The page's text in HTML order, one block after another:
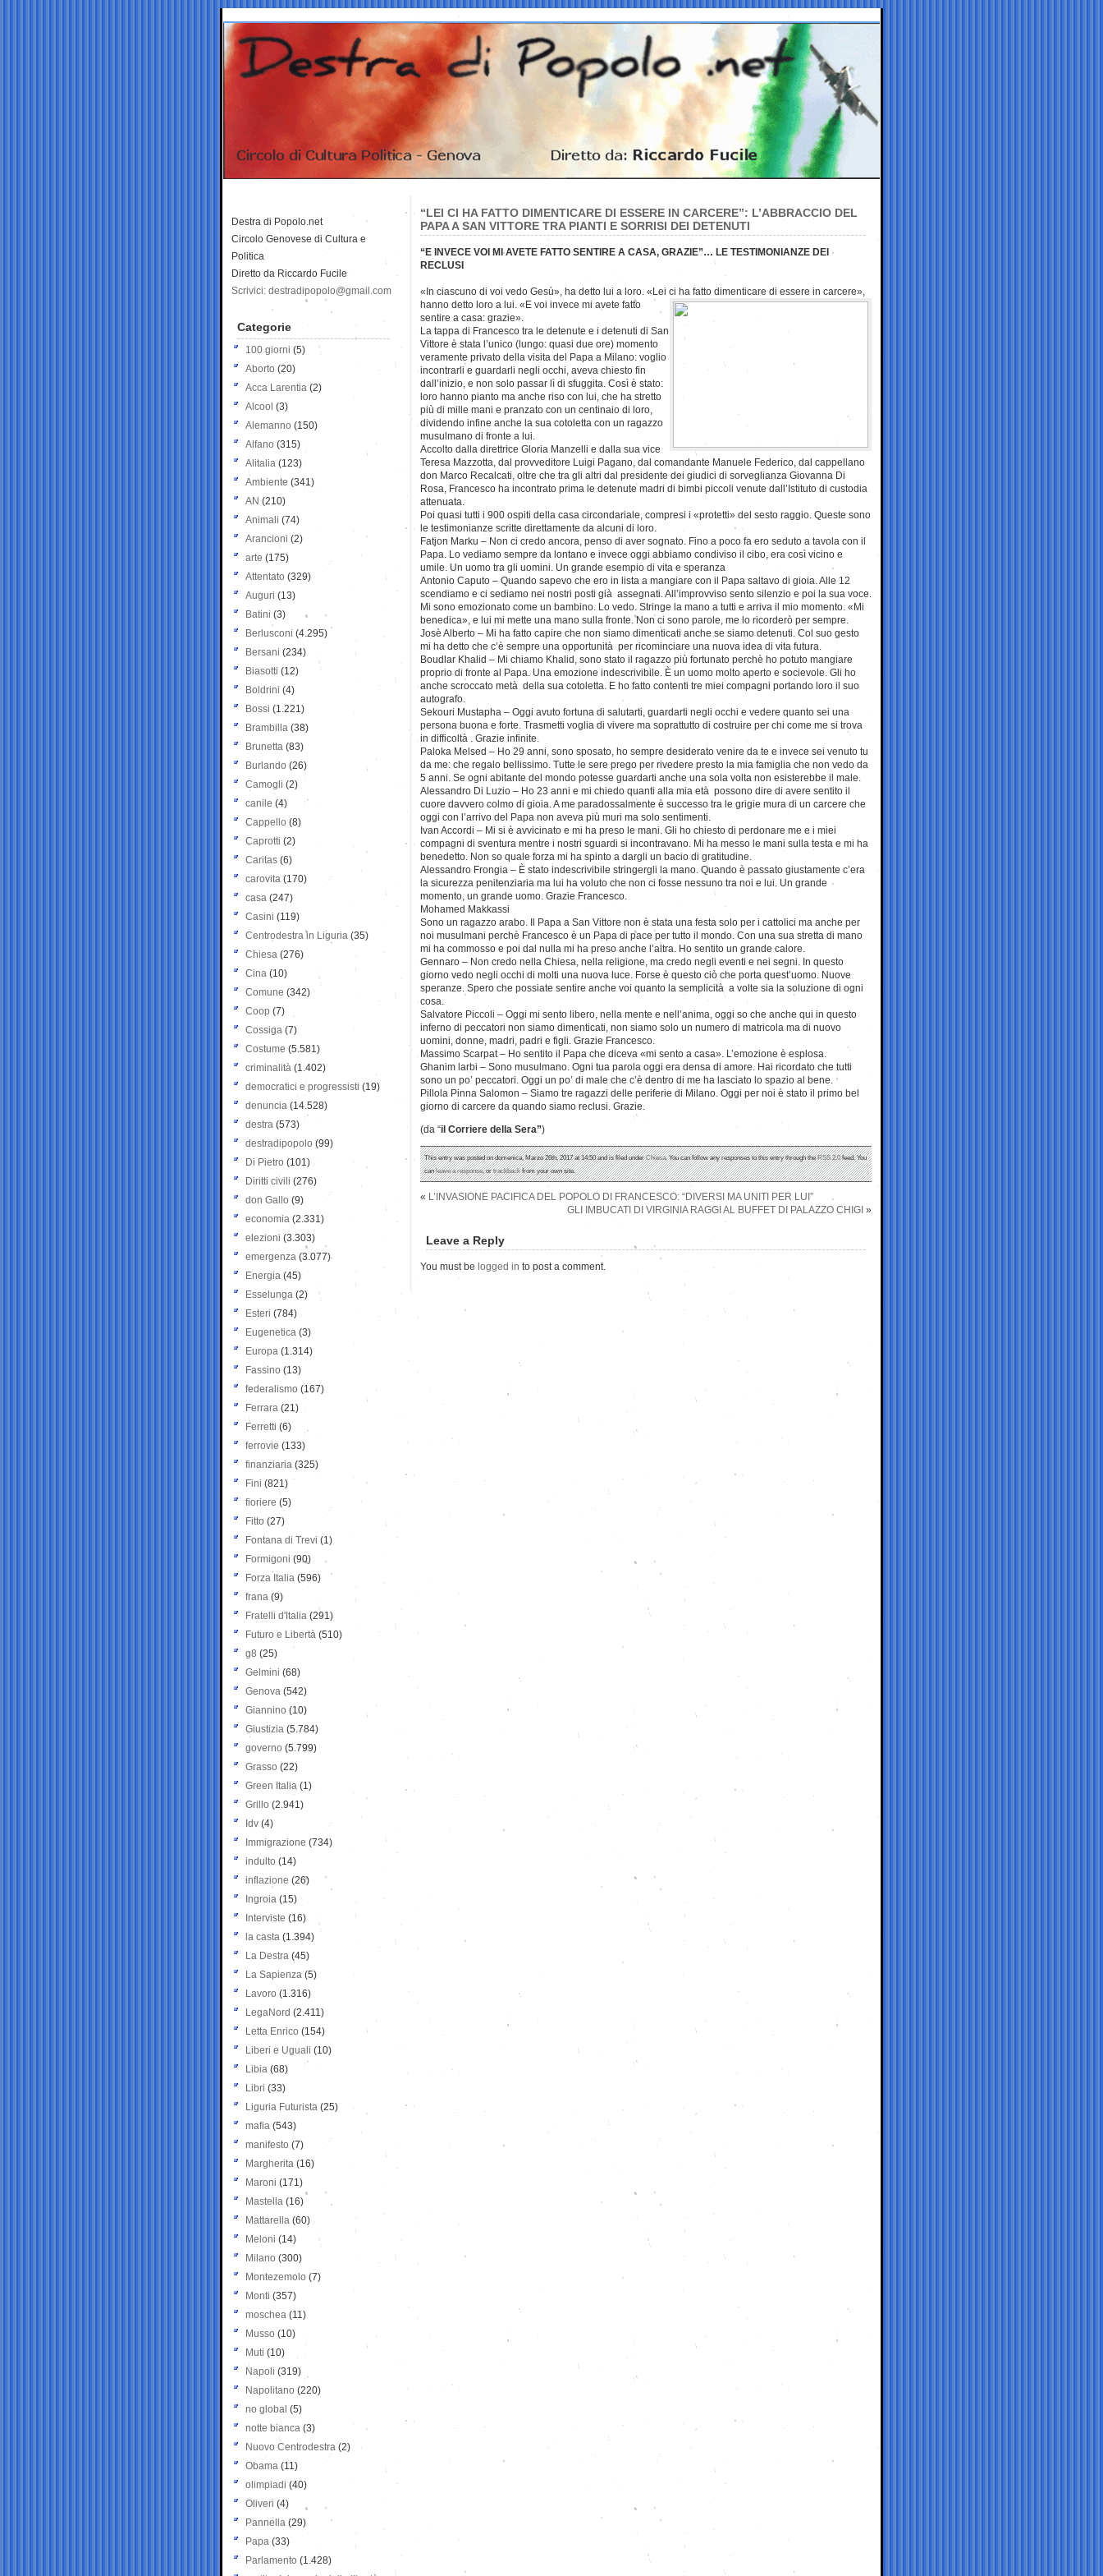
“LEI CI HA FATTO DIMENTICARE DI ESSERE IN CARCERE”: L’ABBRACCIO DEL
PAPA A SAN VITTORE TRA PIANTI E SORRISI DEI DETENUTI
“E INVECE VOI MI AVETE FATTO SENTIRE A CASA, GRAZIE”… LE TESTIMONIANZE DEI
RECLUSI
«In ciascuno di voi vedo Gesù», ha detto lui a loro. «Lei ci ha fatto dimenticare di essere in carcere»,
hanno detto loro a lui. «E voi invece mi avete fatto
sentire a casa: grazie».
La tappa di Francesco tra le detenute e i detenuti di San
Vittore è stata l’unico (lungo: quasi due ore) momento
veramente privato della visita del Papa a Milano: voglio
incontrarli e guardarli negli occhi, aveva chiesto fin
dall’inizio, e non solo passar lì di sfuggita. Così è stato:
loro hanno pianto ma anche riso con lui, che ha stretto
più di mille mani e pranzato con un centinaio di loro,
dividendo infine anche la sua cotoletta con un ragazzo
musulmano di fronte a lui.
Accolto dalla direttrice Gloria Manzelli e dalla sua vice
Teresa Mazzotta, dal provveditore Luigi Pagano, dal comandante Manuele Federico, dal cappellano
don Marco Recalcati, oltre che tra gli altri dal presidente dei giudici di sorveglianza Giovanna Di
Rosa, Francesco ha incontrato prima le detenute madri di bimbi piccoli venute dall’Istituto di custodia
attenuata.
Poi quasi tutti i 900 ospiti della casa circondariale, compresi i «protetti» del sesto raggio. Queste sono
le testimonianze scritte direttamente da alcuni di loro.
Fatjon Marku – Non ci credo ancora, penso di aver sognato. Fino a poco fa ero seduto a tavola con il
Papa. Lo vediamo sempre da lontano e invece oggi abbiamo condiviso il cibo, era così vicino e
umile. Un uomo tra gli uomini. Un grande esempio di vita e speranza
Antonio Caputo – Quando sapevo che ero in lista a mangiare con il Papa saltavo di gioia. Alle 12
scendiamo e ci sediamo nei nostri posti già assegnati. All’improvviso sento silenzio e poi la sua voce.
Mi sono emozionato come un bambino. Lo vedo. Stringe la mano a tutti e arriva il mio momento. «Mi
benedica», e lui mi mette una mano sulla fronte. Non ci sono parole, me lo ricorderò per sempre.
Josè Alberto – Mi ha fatto capire che non siamo dimenticati anche se siamo detenuti. Col suo gesto
mi ha detto che c’è sempre una opportunità per ricominciare una nuova idea di vita futura.
Boudlar Khalid – Mi chiamo Khalid, sono stato il ragazzo più fortunato perchè ho potuto mangiare
proprio di fronte al Papa. Una emozione indescrivibile. È un uomo molto aperto e socievole. Gli ho
anche scroccato metà della sua cotoletta. E ho fatto contenti tre miei compagni portando loro il suo
autografo.
Sekouri Mustapha – Oggi avuto fortuna di salutarti, guardarti negli occhi e vedere quanto sei una
persona buona e forte. Trasmetti voglia di vivere ma soprattutto di costruire per chi come me si trova
in difficoltà . Grazie infinite.
Paloka Melsed – Ho 29 anni, sono sposato, ho sempre desiderato venire da te e invece sei venuto tu
da me: che regalo bellissimo. Tutte le sere prego per rivedere presto la mia famiglia che non vedo da
5 anni. Se ogni abitante del mondo potesse guardarti anche una sola volta non esisterebbe il male.
Alessandro Di Luzio – Ho 23 anni e mi chiedo quanti alla mia età possono dire di avere sentito il
cuore davvero colmo di gioia. A me paradossalmente è successo tra le grigie mura di un carcere che
oggi con l’arrivo del Papa non aveva più muri ma solo sentimenti.
Ivan Accordi – Mi si è avvicinato e mi ha preso le mani. Gli ho chiesto di perdonare me e i miei
compagni di sventura mentre i nostri sguardi si incontravano. Mi ha messo le mani sulla testa e mi ha
benedetto. Non so quale forza mi ha spinto a dargli un bacio di gratitudine.
Alessandro Frongia – È stato indescrivibile stringergli la mano. Quando è passato giustamente c’era
la sicurezza penitenziaria ma lui ha voluto che non ci fosse nessuno tra noi e lui. Un grande
momento, un grande uomo. Grazie Francesco.
Mohamed Makkassi
Sono un ragazzo arabo. Il Papa a San Vittore non è stata una festa solo per i cattolici ma anche per
noi musulmani perchè Francesco è un Papa di pace per tutto il mondo. Con una sua stretta di mano
mi ha commosso e poi dal nulla mi ha preso anche l’altra. Ho sentito un grande calore.
Gennaro – Non credo nella Chiesa, nella religione, ma credo negli eventi e nei segni. In questo
giorno vedo negli occhi di molti una nuova luce. Forse è questo ciò che porta quest’uomo. Nuove
speranze. Spero che possiate sentire anche voi quanto la semplicità a volte sia la soluzione di ogni
cosa.
Salvatore Piccoli – Oggi mi sento libero, nella mente e nell’anima, oggi so che anche qui in questo
inferno di peccatori non siamo dimenticati, non siamo solo un numero di matricola ma di nuovo
uomini, donne, madri, padri e figli. Grazie Francesco.
Massimo Scarpat – Ho sentito il Papa che diceva «mi sento a casa». L’emozione è esplosa.
Ghanim larbi – Sono musulmano. Ogni tua parola oggi era densa di amore. Hai ricordato che tutti
sono un po’ peccatori. Oggi un po’ di male che c’è dentro di me ha lasciato lo spazio al bene.
Pillola Pinna Salomon – Siamo tre ragazzi delle periferie di Milano. Oggi per noi è stato il primo bel
giorno di carcere da quando siamo reclusi. Grazie.
(da “il Corriere della Sera”)
This entry was posted on domenica, Marzo 26th, 2017 at 14:50 and is filed underChiesa. You can follow any responses to this entry through theRSS 2.0feed. You
canleave a response, ortrackbackfrom your own site.
« L’INVASIONE PACIFICA DEL POPOLO DI FRANCESCO: “DIVERSI MA UNITI PER LUI”
GLI IMBUCATI DI VIRGINIA RAGGI AL BUFFET DI PALAZZO CHIGI »
Leave a Reply
You must be logged in to post a comment.
Destra di Popolo.net
Circolo Genovese di Cultura e
Politica
Diretto da Riccardo Fucile
Scrivici: destradipopolo@gmail.com
Categorie
100 giorni (5)
Aborto (20)
Acca Larentia (2)
Alcool (3)
Alemanno (150)
Alfano (315)
Alitalia (123)
Ambiente (341)
AN (210)
Animali (74)
Arancioni (2)
arte (175)
Attentato (329)
Auguri (13)
Batini (3)
Berlusconi (4.295)
Bersani (234)
Biasotti (12)
Boldrini (4)
Bossi (1.221)
Brambilla (38)
Brunetta (83)
Burlando (26)
Camogli (2)
canile (4)
Cappello (8)
Caprotti (2)
Caritas (6)
carovita (170)
casa (247)
Casini (119)
Centrodestra in Liguria (35)
Chiesa (276)
Cina (10)
Comune (342)
Coop (7)
Cossiga (7)
Costume (5.581)
criminalità (1.402)
democratici e progressisti (19)
denuncia (14.528)
destra (573)
destradipopolo (99)
Di Pietro (101)
Diritti civili (276)
don Gallo (9)
economia (2.331)
elezioni (3.303)
emergenza (3.077)
Energia (45)
Esselunga (2)
Esteri (784)
Eugenetica (3)
Europa (1.314)
Fassino (13)
federalismo (167)
Ferrara (21)
Ferretti (6)
ferrovie (133)
finanziaria (325)
Fini (821)
fioriere (5)
Fitto (27)
Fontana di Trevi (1)
Formigoni (90)
Forza Italia (596)
frana (9)
Fratelli d'Italia (291)
Futuro e Libertà (510)
g8 (25)
Gelmini (68)
Genova (542)
Giannino (10)
Giustizia (5.784)
governo (5.799)
Grasso (22)
Green Italia (1)
Grillo (2.941)
Idv (4)
Immigrazione (734)
indulto (14)
inflazione (26)
Ingroia (15)
Interviste (16)
la casta (1.394)
La Destra (45)
La Sapienza (5)
Lavoro (1.316)
LegaNord (2.411)
Letta Enrico (154)
Liberi e Uguali (10)
Libia (68)
Libri (33)
Liguria Futurista (25)
mafia (543)
manifesto (7)
Margherita (16)
Maroni (171)
Mastella (16)
Mattarella (60)
Meloni (14)
Milano (300)
Montezemolo (7)
Monti (357)
moschea (11)
Musso (10)
Muti (10)
Napoli (319)
Napolitano (220)
no global (5)
notte bianca (3)
Nuovo Centrodestra (2)
Obama (11)
olimpiadi (40)
Oliveri (4)
Pannella (29)
Papa (33)
Parlamento (1.428)